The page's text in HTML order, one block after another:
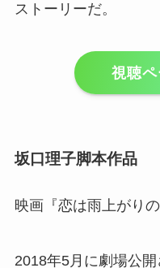
ストーリーだ。
視聴
坂口理子脚本作品
映画『恋は雨上がりの
2018年5月に劇場公開